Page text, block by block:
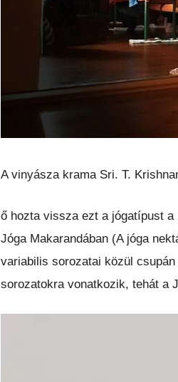
A vinyásza krama Sri. T.
ő hozta vissza ezt a jógatípust
Jóga Makarandában (A jóga
variabilis sorozatai közül
sorozatokra vonatkozik, tehát a